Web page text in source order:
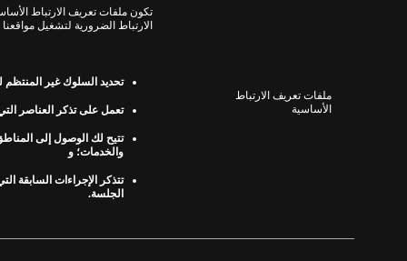
ملفات تعريف الارتباط
الأساسية
تكون ملفات تعريف الارتباط
الارتباط الضرورية لتشغيل مواقعنا
تحديد السلوك غير المنتظم
تعمل على تذكر العناصر
تتيح لك الوصول إلى
والخدمات؛ و
تتذكر الإجراءات السابقة
الجلسة.